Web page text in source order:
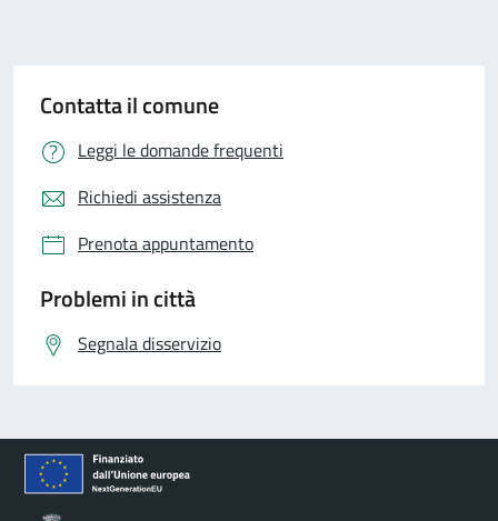
Contatta il comune
Leggi le domande frequenti
Richiedi assistenza
Prenota appuntamento
Problemi in città
Segnala disservizio